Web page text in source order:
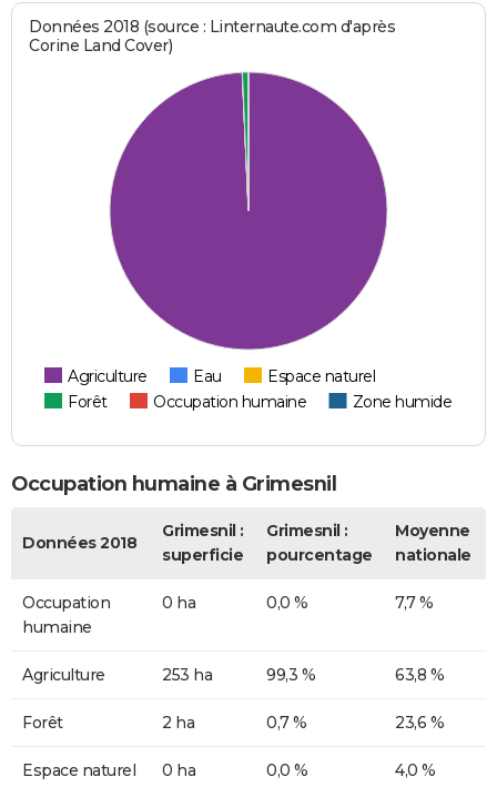
Données 2018 (source : Linternaute.com d'après
Corine Land Cover)
Agriculture Eau
Espace naturel
Forêt
Occupation humaine Zone humide
Occupation humaine à Grimesnil
Données 2018
Grimesnil :
superficie
Grimesnil :
pourcentage
Moyenne
nationale
Occupation
humaine
0 ha 0,0 % 7,7 %
Agriculture 253 ha 99,3 % 63,8 %
Forêt 2 ha 0,7 % 23,6 %
Espace naturel 0 ha 0,0 % 4,0 %